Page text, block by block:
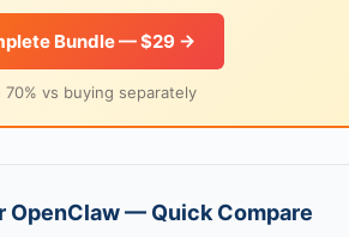
Bundle — $29 →
70% vs buying separately
OpenClaw — Quick Compare